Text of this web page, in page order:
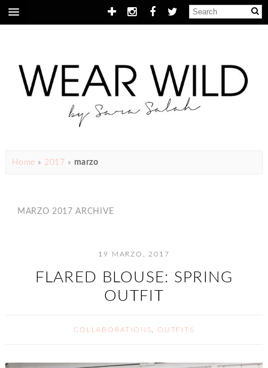
Home » 2017 » marzo
MARZO 2017 ARCHIVE
19 MARZO, 2017
FLARED BLOUSE: SPRING
OUTFIT
COLLABORATIONS ,OUTFITS